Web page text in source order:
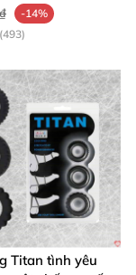
-14%
(493)
Titan tình yêu